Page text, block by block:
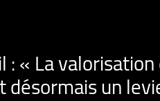
: « La
désormais un